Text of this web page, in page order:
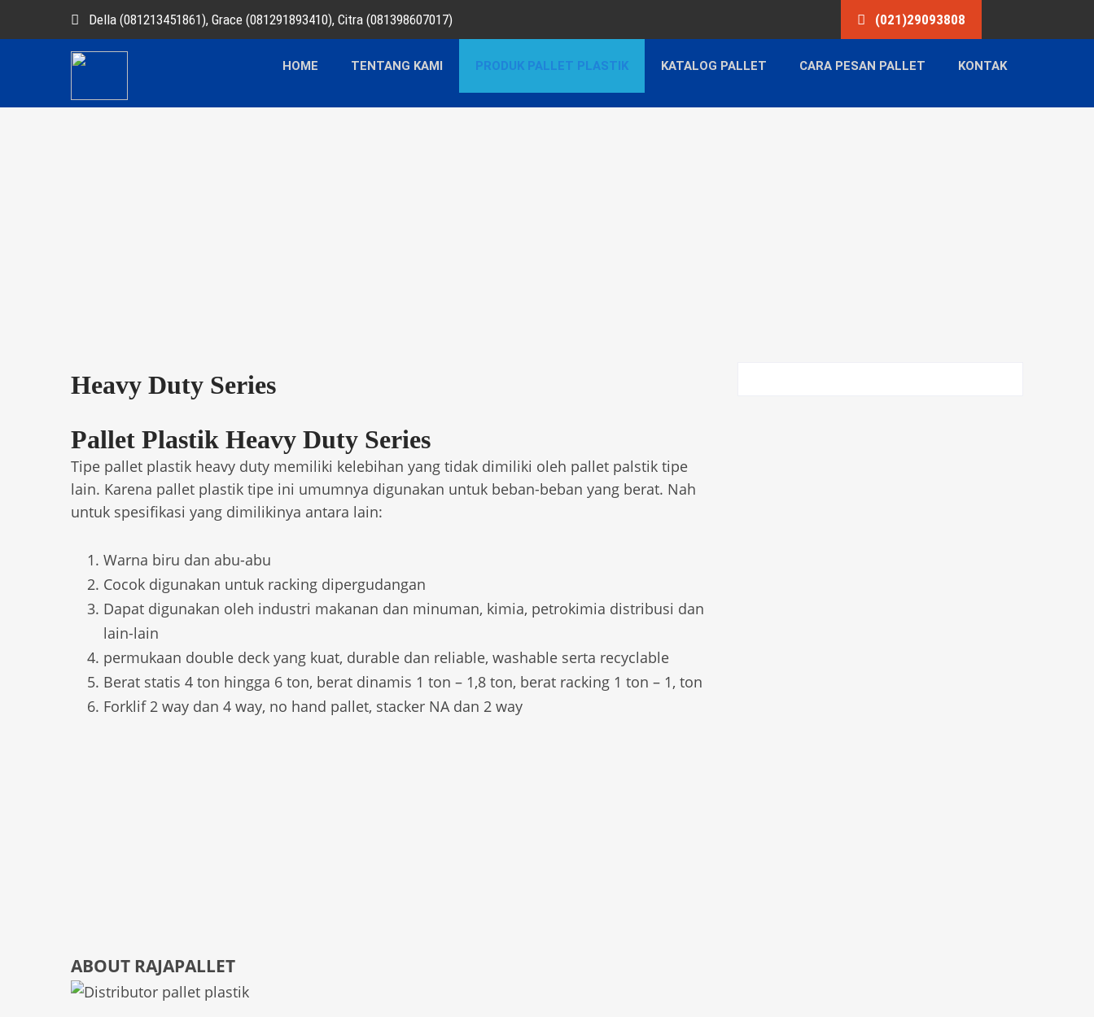
Della (081213451861), Grace (081291893410), Citra (081398607017) (021)29093808
HOME TENTANG KAMI PRODUK PALLET PLASTIK KATALOG PALLET CARA PESAN PALLET KONTAK
Heavy Duty Series
Pallet Plastik Heavy Duty Series
Tipe pallet plastik heavy duty memiliki kelebihan yang tidak dimiliki oleh pallet palstik tipe
lain. Karena pallet plastik tipe ini umumnya digunakan untuk beban-beban yang berat. Nah
untuk spesifikasi yang dimilikinya antara lain:
Warna biru dan abu-abu
Cocok digunakan untuk racking dipergudangan
Dapat digunakan oleh industri makanan dan minuman, kimia, petrokimia distribusi dan
lain-lain
permukaan double deck yang kuat, durable dan reliable, washable serta recyclable
Berat statis 4 ton hingga 6 ton, berat dinamis 1 ton – 1,8 ton, berat racking 1 ton – 1, ton
Forklif 2 way dan 4 way, no hand pallet, stacker NA dan 2 way
ABOUT RAJAPALLET